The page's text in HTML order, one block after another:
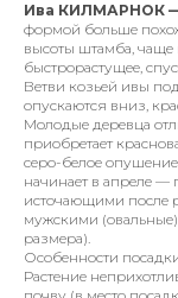
Ива КИЛМАРНОК
формой больше
высоты штамба, чаще
быстрорастущее,
Ветви козьей ивы
опускаются вниз,
Молодые деревца
приобретает
серо-белое
начинает в апреле
источающими после
мужскими
размера).
Особенности
Растение